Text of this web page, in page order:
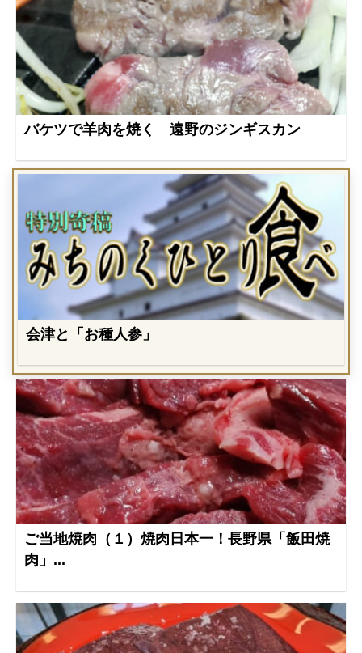
バケツで羊肉を焼く 遠野のジンギスカン
会津と「お種人参」
ご当地焼肉（１）焼肉日本一！長野県「飯田焼
肉」...